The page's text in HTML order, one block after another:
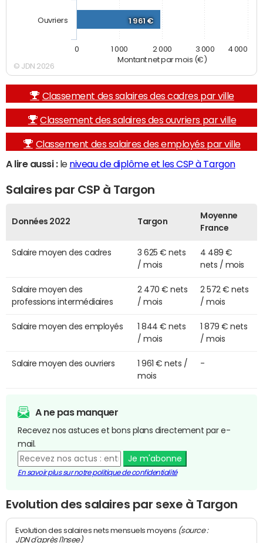
Montant net par mois (€)
1 961 €
Ouvriers
0 1 000 2 000 3 000 4 000
© JDN 2026
Classement des salaires des cadres par ville
Classement des salaires des ouvriers par ville
Classement des salaires des employés par ville
A lire aussi :le niveau de diplôme et les CSP à Targon
Salaires par CSP à Targon
Données 2022 Targon
Moyenne
France
Salaire moyen des cadres
3 625 € nets
/ mois
4 489 €
nets / mois
Salaire moyen des
professions intermédiaires
2 470 € nets
/ mois
2 572 € nets
/ mois
Salaire moyen des employés
1 844 € nets
/ mois
1 879 € nets
/ mois
Salaire moyen des ouvriers
1 961 € nets /
mois
-
A ne pas manquer
Recevez nos astuces et bons plans directement par e-
mail.
Je m'abonne
En savoir plus sur notre politique de confidentialité
Evolution des salaires par sexe à Targon
Evolution des salaires nets mensuels moyens (source :
JDN d'après l'Insee)